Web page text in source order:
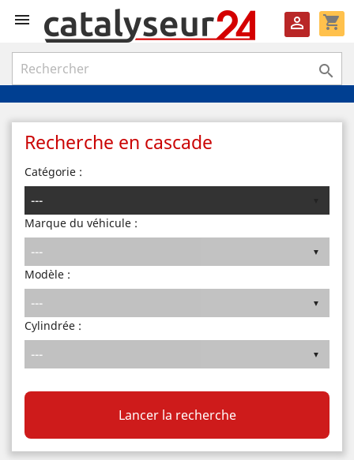
 shopping_cart


Recherche en cascade
Catégorie :
Marque du véhicule :
Modèle :
Cylindrée :
Lancer la recherche